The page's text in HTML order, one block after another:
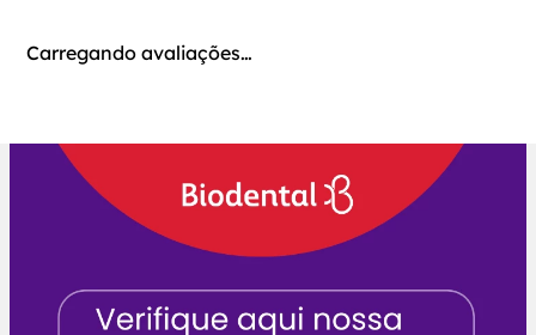
Carregando avaliações…